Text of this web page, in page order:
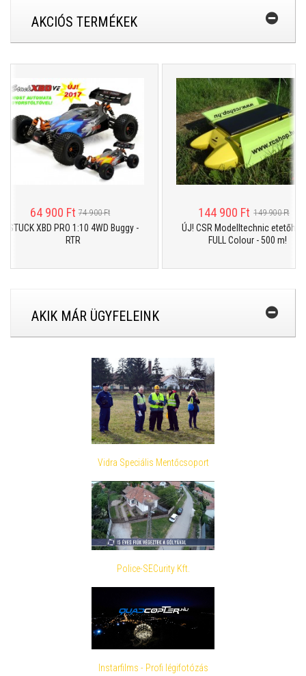
AKCIÓS TERMÉKEK
64 900 Ft 74 900 Ft
XBD PRO 1:10 4WD Buggy -
RTR
144 900 Ft 149 900 Ft
ÚJ! CSR Modelltechnic etetőhajó -
FULL Colour - 500 m!
AKIK MÁR ÜGYFELEINK
Vidra Speciális Mentőcsoport
Police-SECurity Kft.
Instarfilms - Profi légifotózás